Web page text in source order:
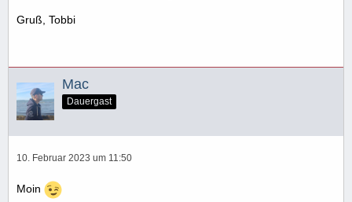
Gruß, Tobbi
Mac
Dauergast
10. Februar 2023 um 11:50
Moin